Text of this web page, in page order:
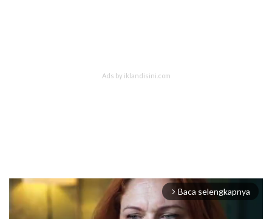
arrow_forward_ios Baca selengkapnya